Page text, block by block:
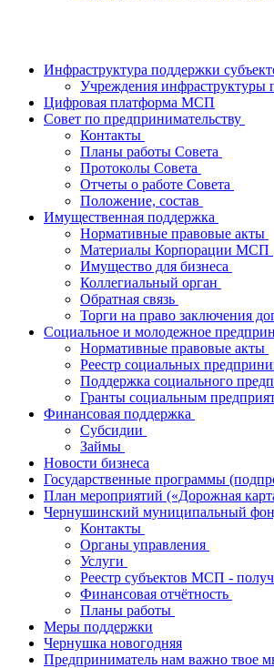
Инфраструктура поддержки
Учреждения инфраструктуры
Цифровая платформа МСП
Совет по предпринимательству
Контакты
Планы работы Совета
Протоколы Совета
Отчеты о работе Совета
Положение, состав
Имущественная поддержка
Нормативные правовые акты
Материалы Корпорации МСП
Имущество для бизнеса
Коллегиальный орган
Обратная связь
Торги на право заключения
Социальное и молодежное
Нормативные правовые акты
Реестр социальных
Поддержка социального
Гранты социальным
Финансовая поддержка
Субсидии
Займы
Новости бизнеса
Государственные программы
План мероприятий («Дорожная
Чернушинский муниципальный
Контакты
Органы управления
Услуги
Реестр субъектов МСП -
Финансовая отчётность
Планы работы
Меры поддержки
Чернушка новогодняя
Предприниматель нам важно твое